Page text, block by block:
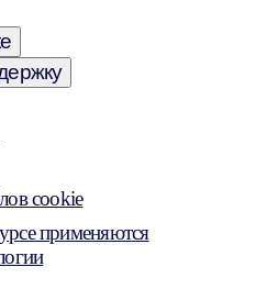
cookie
применяются